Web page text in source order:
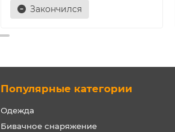
Закончился
Популярные категории
Одежда
Бивачное снаряжение